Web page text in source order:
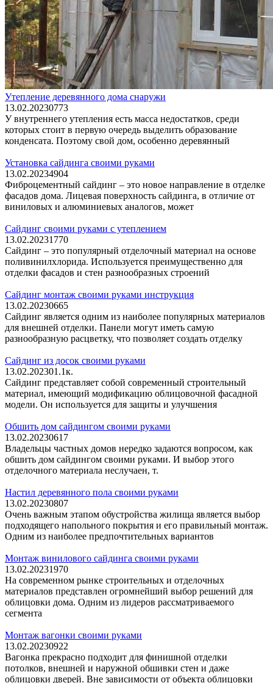
Утепление деревянного дома снаружи
13.02.20230773
У внутреннего утепления есть масса недостатков, среди
которых стоит в первую очередь выделить образование
конденсата. Поэтому свой дом, особенно деревянный
Установка сайдинга своими руками
13.02.20234904
Фиброцементный сайдинг – это новое направление в отделке
фасадов дома. Лицевая поверхность сайдинга, в отличие от
виниловых и алюминиевых аналогов, может
Сайдинг своими руками с утеплением
13.02.20231 770
Сайдинг – это популярный отделочный материал на основе
поливинилхлорида. Используется преимущественно для
отделки фасадов и стен разнообразных строений
Сайдинг монтаж своими руками инструкция
13.02.20230665
Сайдинг является одним из наиболее популярных материалов
для внешней отделки. Панели могут иметь самую
разнообразную расцветку, что позволяет создать отделку
Сайдинг из досок своими руками
13.02.202301.1к.
Сайдинг представляет собой современный строительный
материал, имеющий модификацию облицовочной фасадной
модели. Он используется для защиты и улучшения
Обшить дом сайдингом своими руками
13.02.20230617
Владельцы частных домов нередко задаются вопросом, как
обшить дом сайдингом своими руками. И выбор этого
отделочного материала неслучаен, т.
Настил деревянного пола своими руками
13.02.20230807
Очень важным этапом обустройства жилища является выбор
подходящего напольного покрытия и его правильный монтаж.
Одним из наиболее предпочтительных вариантов
Монтаж винилового сайдинга своими руками
13.02.20231970
На современном рынке строительных и отделочных
материалов представлен огромнейший выбор решений для
облицовки дома. Одним из лидеров рассматриваемого
сегмента
Монтаж вагонки своими руками
13.02.20230922
Вагонка прекрасно подходит для финишной отделки
потолков, внешней и наружной обшивки стен и даже
облицовки дверей. Вне зависимости от объекта облицовки